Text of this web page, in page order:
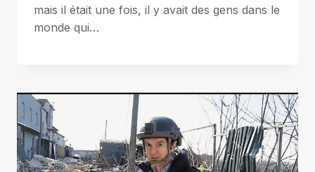
mais il était une fois, il y avait des gens dans le
monde qui…